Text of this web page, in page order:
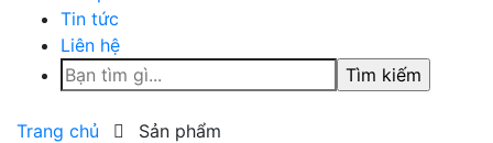
Tin tức
Liên hệ
Tìm
kiếm
cho:
Trang chủ
Sản phẩm